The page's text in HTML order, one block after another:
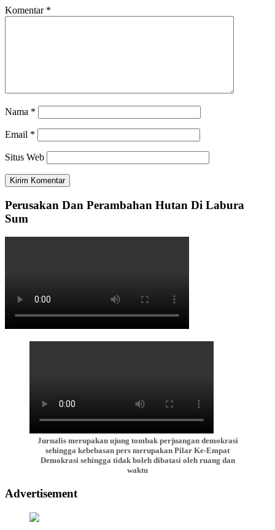
Komentar *
Nama *
Email *
Situs Web
Perusakan Dan Perambahan Hutan Di Labura
Sum
Jurnalis merupakan ujung tombak perjuangan demokrasi
sehingga kebebasan pers merupakan Pilar Ke-Empat
Demokrasi sehingga tidak boleh dibatasi oleh ruang dan
waktu
Advertisement